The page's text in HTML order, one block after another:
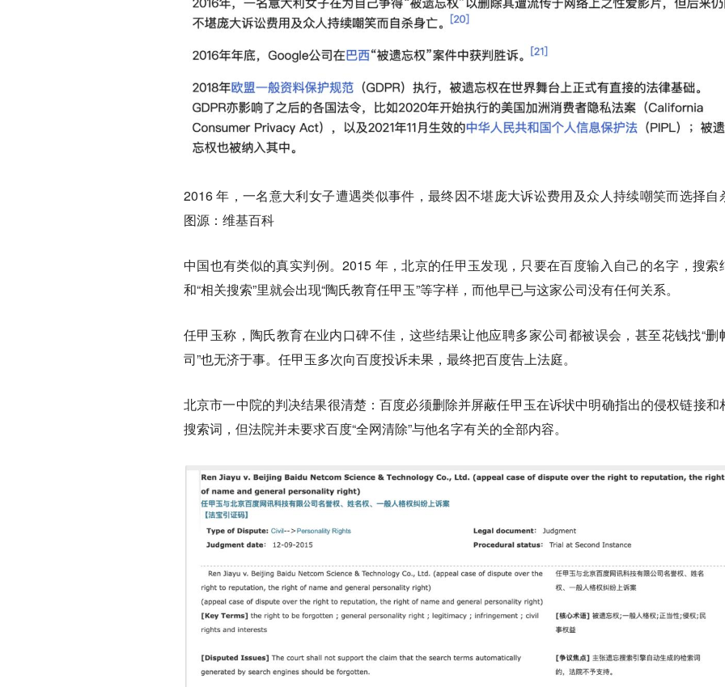
2016 年，一名意大利女子遭遇类似事件，最终因不堪庞大诉讼费用及众人持续嘲笑而选择自
图源：维基百科
中国也有类似的真实判例。2015 年，北京的任甲玉发现，只要在百度输入自己的名字，搜索
和“相关搜索”里就会出现“陶氏教育任甲玉”等字样，而他早已与这家公司没有任何关系。
任甲玉称，陶氏教育在业内口碑不佳，这些结果让他应聘多家公司都被误会，甚至花钱找“删
司”也无济于事。任甲玉多次向百度投诉未果，最终把百度告上法庭。
北京市一中院的判决结果很清楚：百度必须删除并屏蔽任甲玉在诉状中明确指出的侵权链接和
搜索词，但法院并未要求百度“全网清除”与他名字有关的全部内容。